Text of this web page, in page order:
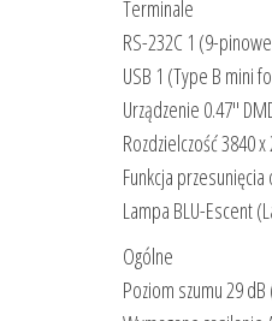
Terminale
RS-232C 1 (9-
USB 1 (Type B mini
Urządzenie 0.47″
Rozdzielczość 3840 x
Funkcja
Lampa BLU-Escent
Ogólne
Poziom szumu 29